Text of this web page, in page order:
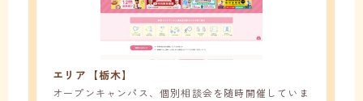
エリア【栃木】
オープンキャンパス、個別相談会を随時開催していま